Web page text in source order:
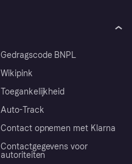
Gedragscode BNPL
Wikipink
Toegankelijkheid
Auto-Track
Contact opnemen met Klarna
Contactgegevens voor
autoriteiten